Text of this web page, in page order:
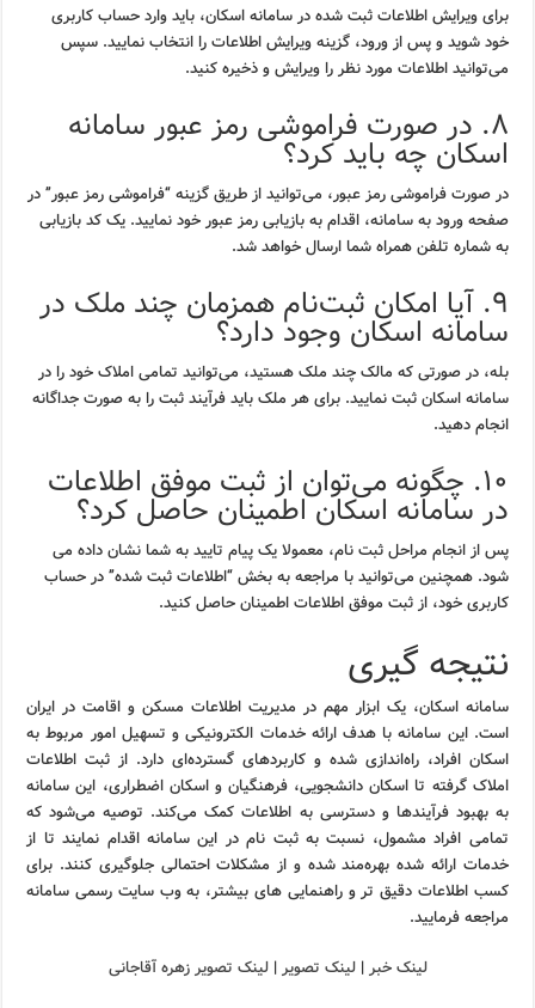
برای ویرایش اطلاعات ثبت شده در سامانه اسکان، باید وارد حساب کاربری
خود شوید و پس از ورود، گزینه ویرایش اطلاعات را انتخاب نمایید. سپس
می‌توانید اطلاعات مورد نظر را ویرایش و ذخیره کنید.
۸. در صورت فراموشی رمز عبور سامانه
اسکان چه باید کرد؟
در صورت فراموشی رمز عبور، می‌توانید از طریق گزینه “فراموشی رمز عبور” در
صفحه ورود به سامانه، اقدام به بازیابی رمز عبور خود نمایید. یک کد بازیابی
به شماره تلفن همراه شما ارسال خواهد شد.
۹. آیا امکان ثبت‌نام همزمان چند ملک در
سامانه اسکان وجود دارد؟
بله، در صورتی که مالک چند ملک هستید، می‌توانید تمامی املاک خود را در
سامانه اسکان ثبت نمایید. برای هر ملک باید فرآیند ثبت را به صورت جداگانه
انجام دهید.
۱۰. چگونه می‌توان از ثبت موفق اطلاعات
در سامانه اسکان اطمینان حاصل کرد؟
پس از انجام مراحل ثبت نام، معمولا یک پیام تایید به شما نشان داده می
شود. همچنین می‌توانید با مراجعه به بخش “اطلاعات ثبت شده” در حساب
کاربری خود، از ثبت موفق اطلاعات اطمینان حاصل کنید.
نتیجه گیری
سامانه اسکان، یک ابزار مهم در مدیریت اطلاعات مسکن و اقامت در ایران
است. این سامانه با هدف ارائه خدمات الکترونیکی و تسهیل امور مربوط به
اسکان افراد، راه‌اندازی شده و کاربردهای گسترده‌ای دارد. از ثبت اطلاعات
املاک گرفته تا اسکان دانشجویی، فرهنگیان و اسکان اضطراری، این سامانه
به بهبود فرآیندها و دسترسی به اطلاعات کمک می‌کند. توصیه می‌شود که
تمامی افراد مشمول، نسبت به ثبت نام در این سامانه اقدام نمایند تا از
خدمات ارائه شده بهره‌مند شده و از مشکلات احتمالی جلوگیری کنند. برای
کسب اطلاعات دقیق تر و راهنمایی های بیشتر، به وب سایت رسمی سامانه
مراجعه فرمایید.
لینک خبر|لینک تصویر|لینک تصویر زهره آقاجانی